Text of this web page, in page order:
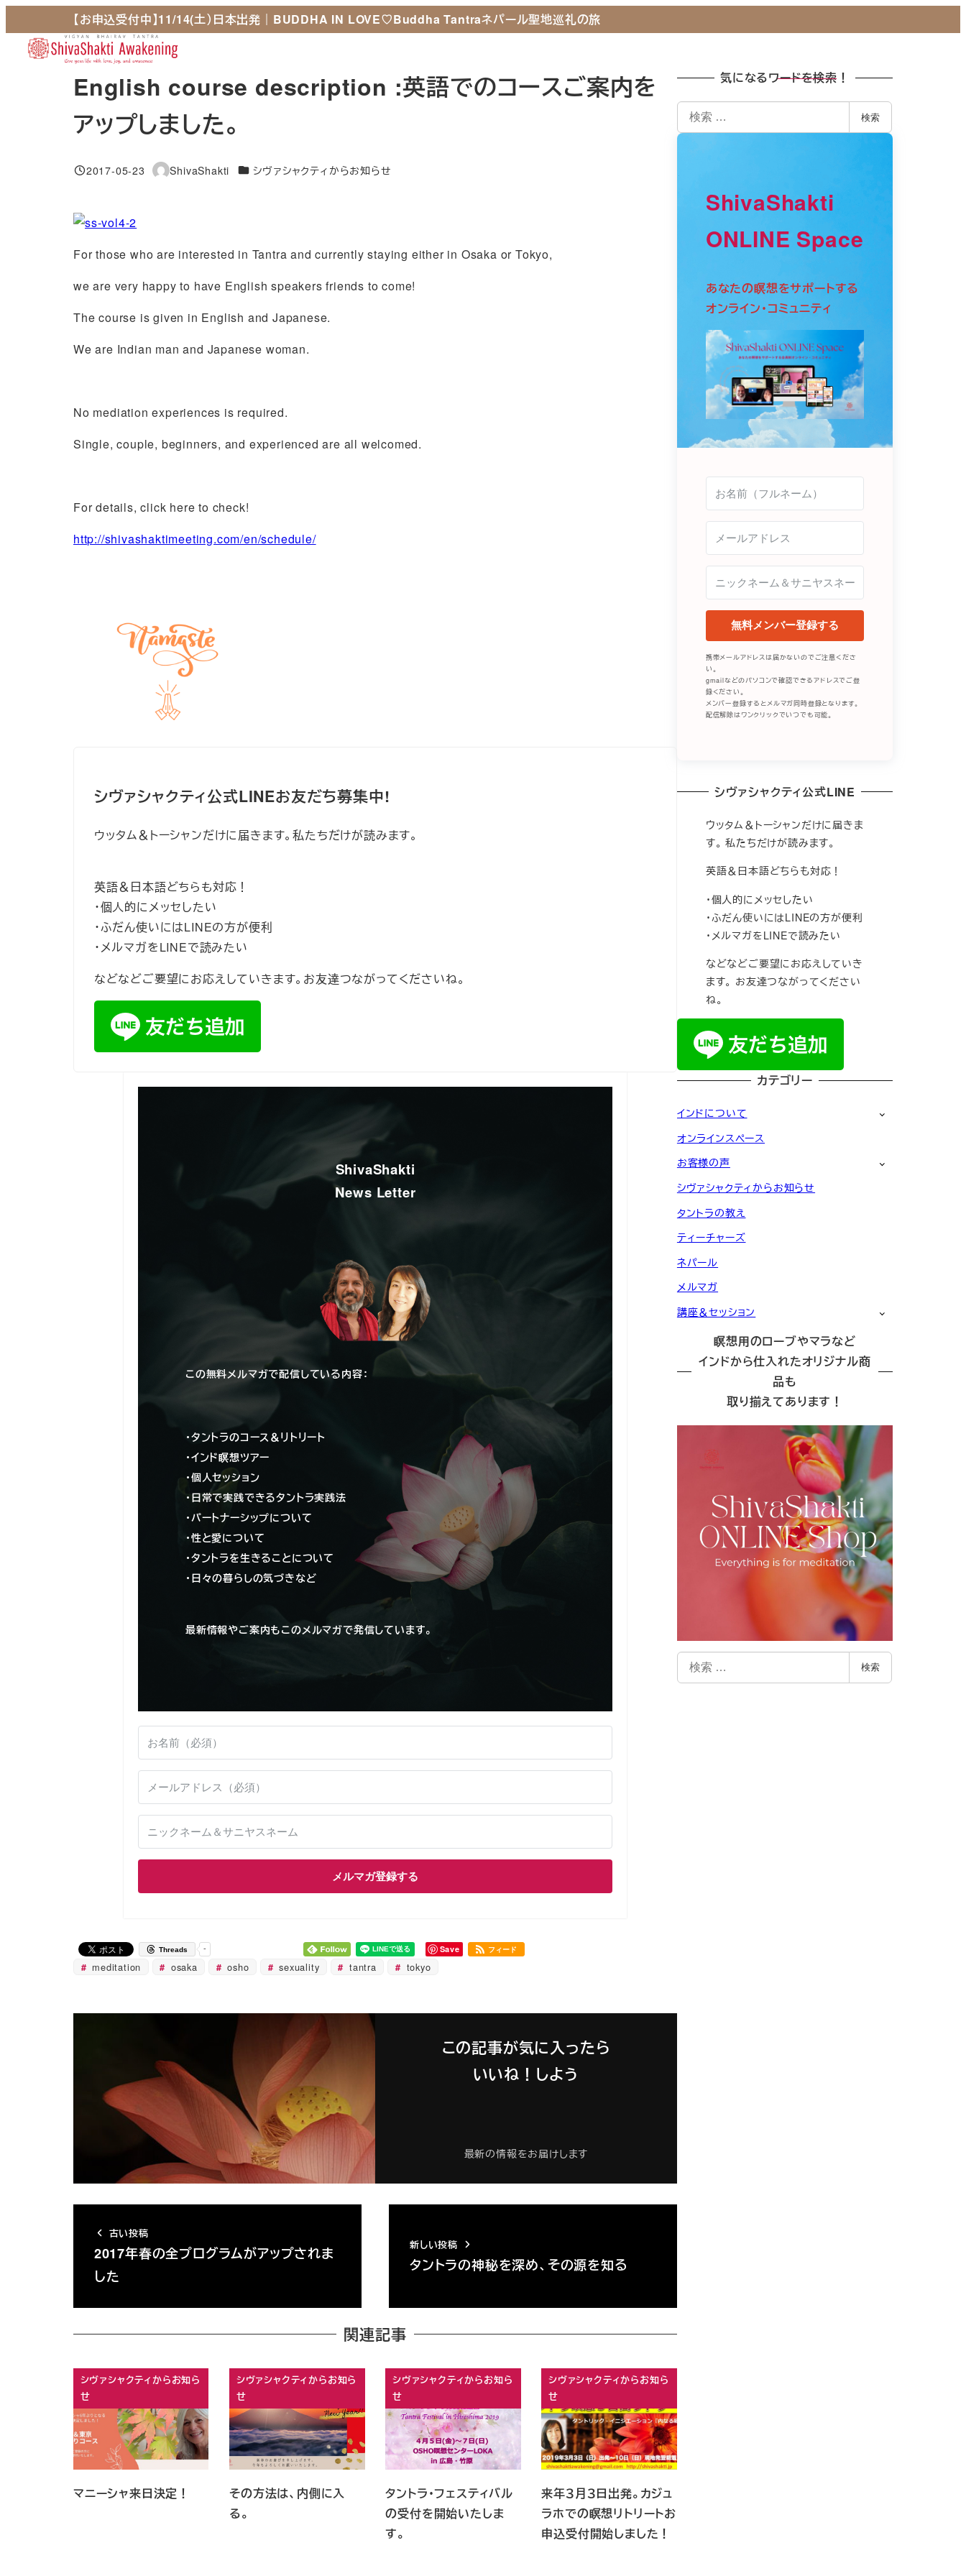
イ
【お申込受付中】11/14(土）日本出発｜BUDDHA IN LOVE♡Buddha Tantraネパール聖地巡礼の旅
English course description :英語でのコースご案内を
アップしました。
投稿日
2017-05-23
著
ShivaShakti カテゴリー
シヴァシャクティからお知らせ
For those who are interested in Tantra and currently staying either in Osaka or Tokyo,
we are very happy to have English speakers friends to come!
The course is given in English and Japanese.
We are Indian man and Japanese woman.
No mediation experiences is required.
Single, couple, beginners, and experienced are all welcomed.
For details, click here to check!
http://shivashaktimeeting.com/en/schedule/
シヴァシャクティ公式LINEお友だち募集中!
ウッタム＆トーシャンだけに届きます。私たちだけが読みます。
英語＆日本語どちらも対応！
・個人的にメッセしたい
・ふだん使いにはLINEの方が便利
・メルマガをLINEで読みたい
などなどご要望にお応えしていきます。お友達つながってくださいね。
ShivaShakti
News Letter
この無料メルマガで配信している内容：
・タントラのコース＆リトリート
・インド瞑想ツアー
・個人セッション
・日常で実践できるタントラ実践法
・パートナーシップについて
・性と愛について
・タントラを生きることについて
・日々の暮らしの気づきなど
最新情報やご案内もこのメルマガで発信しています。
メルマガ登録する
-
Threads Save フィード
meditation osaka osho sexuality tantra tokyo
この記事が気に入ったら
いいね！しよう
最新の情報をお届けします
古い投稿
2017年春の全プログラムがアップされま
した
新しい投稿
タントラの神秘を深め、その源を知る
関連記事
シヴァシャクティからお知ら
せ
マニーシャ来日決定！
シヴァシャクティからお知ら
せ
その方法は、内側に入
る。
シヴァシャクティからお知ら
せ
タントラ・フェスティバル
の受付を開始いたしま
す。
シヴァシャクティからお知ら
せ
来年３月３日出発。カジュ
ラホでの瞑想リトリートお
申込受付開始しました！
気になるワードを検索！
索
検索
ShivaShakti
ONLINE Space
あなたの瞑想をサポートする
オンライン・コミュニティ
無料メンバー登録する
携帯メールアドレスは届かないのでご注意くださ
い。
gmailなどのパソコンで確認できるアドレスでご登
録ください。
メンバー登録するとメルマガ同時登録となります。
配信解除はワンクリックでいつでも可能。
シヴァシャクティ公式LINE
ウッタム＆トーシャンだけに届きま
す。 私たちだけが読みます。
英語＆日本語どちらも対応！
・個人的にメッセしたい
・ふだん使いにはLINEの方が便利
・メルマガをLINEで読みたい
などなどご要望にお応えしていき
ます。 お友達つながってください
ね。
カテゴリー
インドについて
オンラインスペース
お客様の声
シヴァシャクティからお知らせ
タントラの教え
ティーチャーズ
ネパール
メルマガ
講座＆セッション
瞑想用のローブやマラなど
インドから仕入れたオリジナル商
品も
取り揃えてあります！
検
索
検索